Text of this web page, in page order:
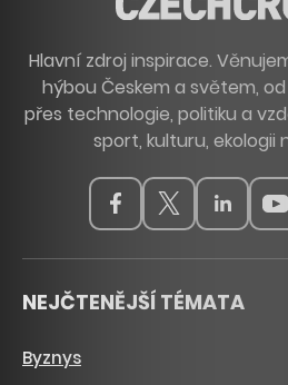
Hlavní zdroj inspirace.
hýbou Českem a světem,
přes technologie, politiku a
sport, kulturu, ekologii
NEJČTENĚJŠÍ TÉMATA
Byznys